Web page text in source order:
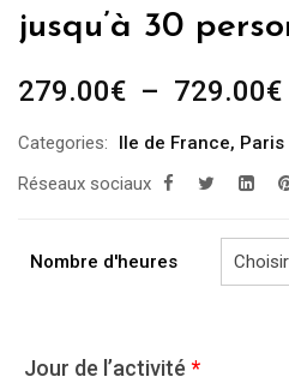
jusqu’à 30
279.00€ – 729.00€
Categories: Ile de France, Paris
Réseaux sociaux
Nombre d'heures
Jour de l’activité *